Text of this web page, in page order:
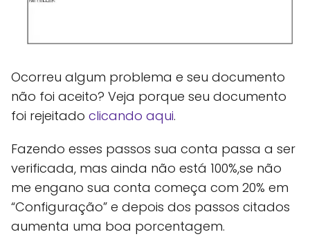
Ocorreu algum problema e seu documento
não foi aceito? Veja porque seu documento
foi rejeitado clicando aqui.
Fazendo esses passos sua conta passa a ser
verificada, mas ainda não está 100%,se não
me engano sua conta começa com 20% em
“Configuração” e depois dos passos citados
aumenta uma boa porcentagem.